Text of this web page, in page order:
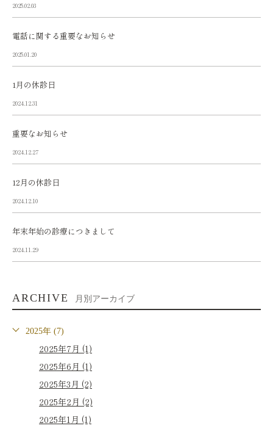
2025.02.03
電話に関する重要なお知らせ
2025.01.20
1月の休診日
2024.12.31
重要なお知らせ
2024.12.27
12月の休診日
2024.12.10
年末年始の診療につきまして
2024.11.29
ARCHIVE 月別アーカイブ
2025年 (7)
2025年7月 (1)
2025年6月 (1)
2025年3月 (2)
2025年2月 (2)
2025年1月 (1)